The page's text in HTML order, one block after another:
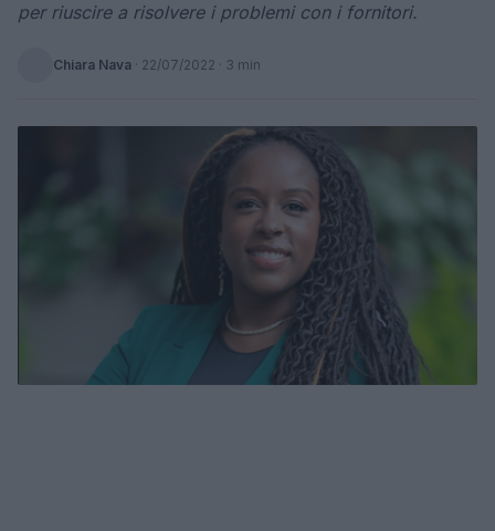
per riuscire a risolvere i problemi con i fornitori.
Chiara Nava · 22/07/2022 · 3 min